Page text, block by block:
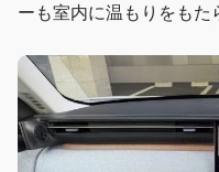
ーも室内に温もりをもた